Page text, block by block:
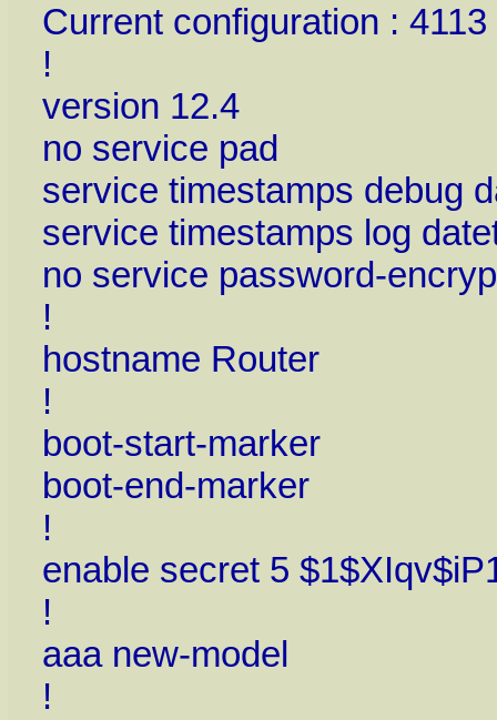
Current configuration :
!
version 12.4
no service pad
service timestamps debug
service timestamps log
no service password-
!
hostname Router
!
boot-start-marker
boot-end-marker
!
enable secret 5
!
aaa new-model
!